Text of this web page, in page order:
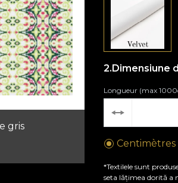
gris
Dimensiune
Longueur (max
Centimètres
*Textilele sunt
seta lățimea dorită a